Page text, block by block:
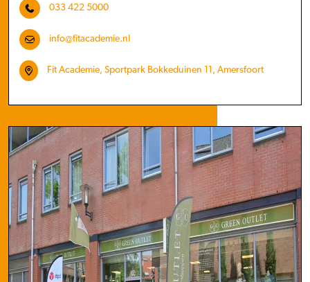
033 422 5000
info@fitacademie.nl
Fit Academie, Sportpark Bokkeduinen 11, Amersfoort